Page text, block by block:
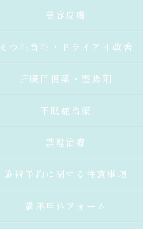
美容皮膚
まつ毛育毛・ドライアイ改善
肝臓回復薬・整腸剤
不眠症治療
禁煙治療
施術予約に関する注意事項
講座申込フォーム